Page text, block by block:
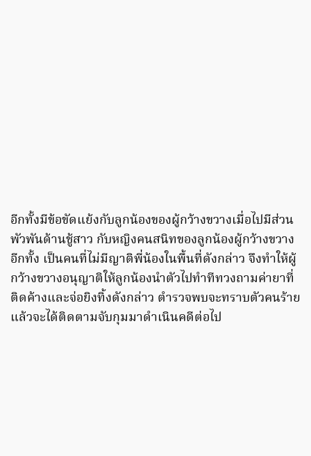
อีกทั้งมีข้อขัดแย้งกับลูกน้องของผู้กว้างขวางเมื่อไปมีส่วน
พัวพันด้านชู้สาว กับหญิงคนสนิทของลูกน้องผู้กว้างขวาง
อีกทั้ง เป็นคนที่ไม่มีญาติพี่น้องในพื้นที่ดังกล่าว จึงทำให้ผู้
กว้างขวางอนุญาติให้ลูกน้องนำตัวไปทำทีทวงถามค่ายาที่
ติดค้างและจ่อยิงทิ้งดังกล่าว ตำรวจพบจะทราบตัวคนร้าย
แล้วจะได้ติดตามจับกุมมาดำเนินคดีต่อไป